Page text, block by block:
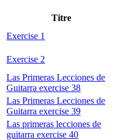
Titre
Exercise 1
Exercise 2
Las Primeras Lecciones de
Guitarra exercise 38
Las Primeras Lecciones de
Guitarra exercise 39
Las primeras lecciones de
guitarra exercise 40